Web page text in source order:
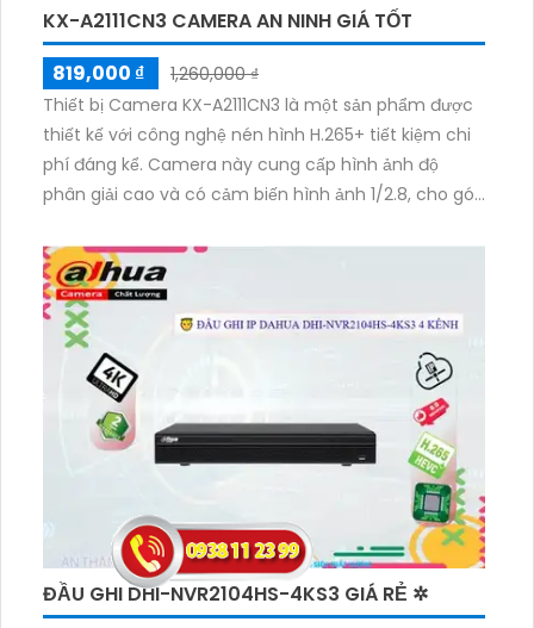
KX-A2111CN3 CAMERA AN NINH GIÁ TỐT
819,000 ₫
1,260,000 ₫
Thiết bị Camera KX-A2111CN3 là một sản phẩm được
thiết kế với công nghệ nén hình H.265+ tiết kiệm chi
phí đáng kể. Camera này cung cấp hình ảnh độ
phân giải cao và có cảm biến hình ảnh 1/2.8, cho góc
IR, bạn có thể quan sát ban đêm trong khoảng cách
lên đến 30m. Được sử dụng cho dự án dân dụng,
thiết bị này cần được lắp đặt ở vị trí chống mưa nắng
với thân kim loại chống nước, trang bị đặc biệt tăng
độ nhạy sáng trên cảm biến sử dụng công nghệ AGC
(Auto Gain Control). Kết hợp với IP POE, thiết bị còn
hỗ trợ Công nghệ AWB cho hình ảnh luôn đẹp. Đặc
biệt, Camera còn có chức năng BackLight
Compensation (BLC) giúp bù ánh sáng tốt và Hồng
Ngoại Smart IR để tiết kiệm dung lượng lên đến 50%
với H.265+/H.265/H.264+/H.264.
ĐẦU GHI DHI-NVR2104HS-4KS3 GIÁ RẺ ✲